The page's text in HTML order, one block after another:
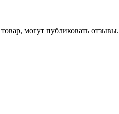
могут публиковать отзывы.